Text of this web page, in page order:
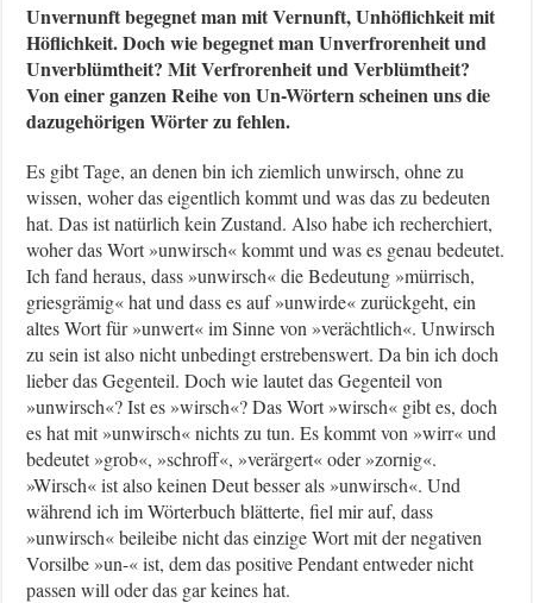
Unvernunft begegnet man mit Vernunft, Unhöflichkeit mit
Höflichkeit. Doch wie begegnet man Unverfrorenheit und
Unverblümtheit? Mit Verfrorenheit und Verblümtheit?
Von einer ganzen Reihe von Un-Wörtern scheinen uns die
dazugehörigen Wörter zu fehlen.
Es gibt Tage, an denen bin ich ziemlich unwirsch, ohne zu
wissen, woher das eigentlich kommt und was das zu bedeuten
hat. Das ist natürlich kein Zustand. Also habe ich recherchiert,
woher das Wort »unwirsch« kommt und was es genau bedeutet.
Ich fand heraus, dass »unwirsch« die Bedeutung »mürrisch,
griesgrämig« hat und dass es auf »unwirde« zurückgeht, ein
altes Wort für »unwert« im Sinne von »verächtlich«. Unwirsch
zu sein ist also nicht unbedingt erstrebenswert. Da bin ich doch
lieber das Gegenteil. Doch wie lautet das Gegenteil von
»unwirsch«? Ist es »wirsch«? Das Wort »wirsch« gibt es, doch
es hat mit »unwirsch« nichts zu tun. Es kommt von »wirr« und
bedeutet »grob«, »schroff«, »verärgert« oder »zornig«.
»Wirsch« ist also keinen Deut besser als »unwirsch«. Und
während ich im Wörterbuch blätterte, fiel mir auf, dass
»unwirsch« beileibe nicht das einzige Wort mit der negativen
Vorsilbe »un-« ist, dem das positive Pendant entweder nicht
passen will oder das gar keines hat.